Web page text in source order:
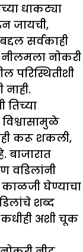
धाकट्या
जायची,
सर्वकाही
नोकरी
परिस्थितीशी
तिच्या
करू शकली,
बाजारात
वडिलांनी
घेण्याचा
शब्द
अशी चूक